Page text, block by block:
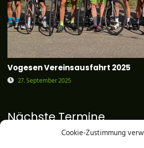
Cookie-Zustimmung
Vogesen Vereinsausfahrt 2025
27. September 2025
Nächste Termine
RENNRADTRAINING 2026